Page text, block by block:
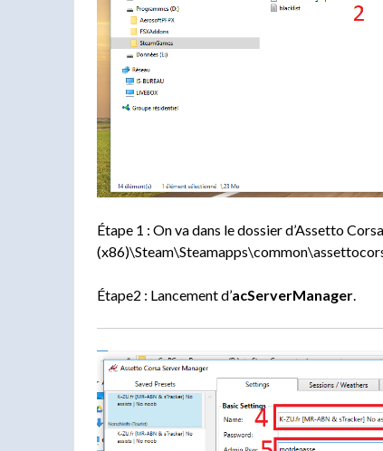
Étape 1 : On va dans le dossier d’Assetto
Étape2 : Lancement d’acServerManager.